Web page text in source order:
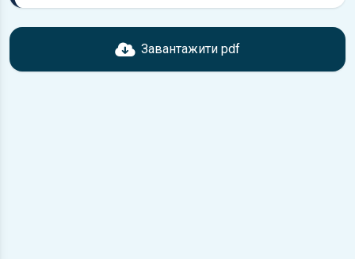
Перед завантаженням ознайомтесь з характеристиками
Volvo V70, що надані в книзі. Можливі розбіжності, якщо
Завантажити pdf